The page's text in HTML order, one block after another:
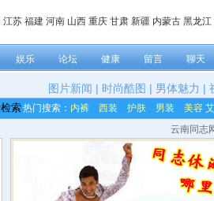
江苏 福建 河南 山西 重庆 甘肃 新疆 内蒙古 黑龙江
娱乐 论坛 健康 留言 聊天
图片新闻 | 时尚酷图 | 男体魅力 |
热门搜索： 内裤 西装 护肤 男装 美容
云南同志网招